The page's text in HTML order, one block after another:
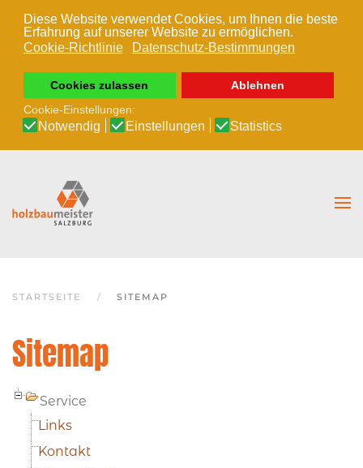
Diese Website verwendet Cookies, um Ihnen die beste
Erfahrung auf unserer Website zu ermöglichen.
Cookie-Richtlinie
Datenschutz-Bestimmungen
Cookies zulassen
Ablehnen
Cookie-Einstellungen:
Notwendig Einstellungen Statistics
Zum Hauptinhalt springen
STARTSEITE SITEMAP
Sitemap
Service
Links
Kontakt